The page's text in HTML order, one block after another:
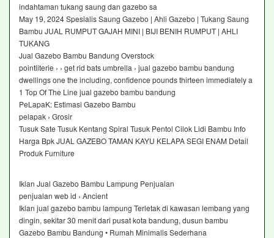
indahtaman tukang saung dan gazebo sa
May 19, 2024 Spesialis Saung Gazebo | Ahli Gazebo | Tukang Saung
Bambu JUAL RUMPUT GAJAH MINI | BIJI BENIH RUMPUT | AHLI
TUKANG
Jual Gazebo Bambu Bandung Overstock
pointliterie › › get rid bats umbrella › jual gazebo bambu bandung
dwellings one the including, confidence pounds thirteen immediately a
1 Top Of The Line jual gazebo bambu bandung
PeLapaK: Estimasi Gazebo Bambu
pelapak › Grosir
Tusuk Sate Tusuk Kentang Spiral Tusuk Pentol Cilok Lidi Bambu Info
Harga Bpk JUAL GAZEBO TAMAN KAYU KELAPA SEGI ENAM Detail
Produk Furniture
Iklan Jual Gazebo Bambu Lampung Penjualan
penjualan web id › Ancient
Iklan jual gazebo bambu lampung Terletak di kawasan lembang yang
dingin, sekitar 30 menit dari pusat kota bandung, dusun bambu
Gazebo Bambu Bandung • Rumah Minimalis Sederhana